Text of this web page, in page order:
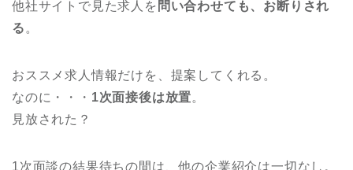
他社サイトで見た求人を 問い合わせても、お断りされ
る 。
おススメ求人情報だけを、提案してくれる。
なのに・・・ 1次面接後は放置。
見放された？
1次面談の結果待ちの間は、他の企業紹介は一切なし。